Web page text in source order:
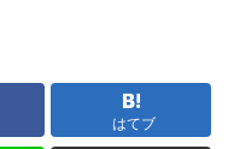
はてブ